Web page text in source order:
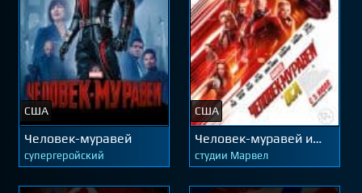
Человек-муравей
супергеройский
США
Человек-муравей и
Оса
студии Марвел
США